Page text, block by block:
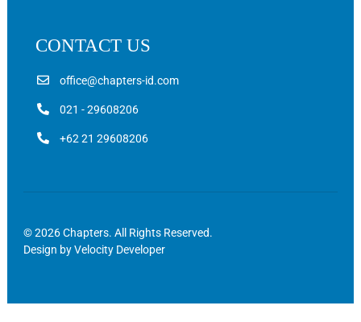
CONTACT US
office@chapters-id.com
021 - 29608206
+62 21 29608206
© 2026 Chapters. All Rights Reserved.
Design byVelocity Developer